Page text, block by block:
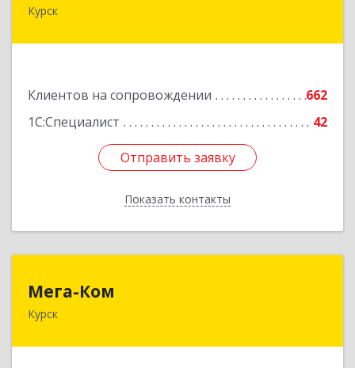
Курск
Клиентов на сопровождении
662
1С:Специалист
42
Отправить заявку
Показать контакты
305021, Курская обл, Курск г, Победы пр-кт, дом
Отправить заявку
Назад
Мега-Ком
Курск
305001, Курская обл, Курск г, Красной Армии ул,